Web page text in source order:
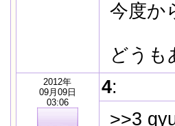
今度か
どうも
2012年
09月09日
03:06
4:
>>3